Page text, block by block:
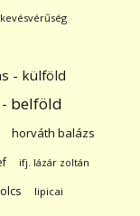
- külföld
belföld
horváth balázs
ifj. lázár zoltán
lipicai